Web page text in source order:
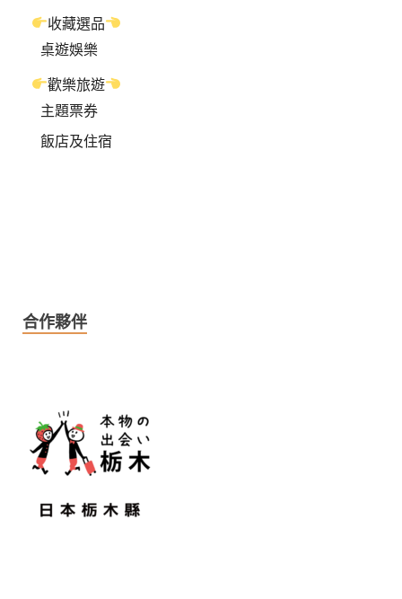
收藏選品
桌遊娛樂
歡樂旅遊
主題票券
飯店及住宿
合作夥伴